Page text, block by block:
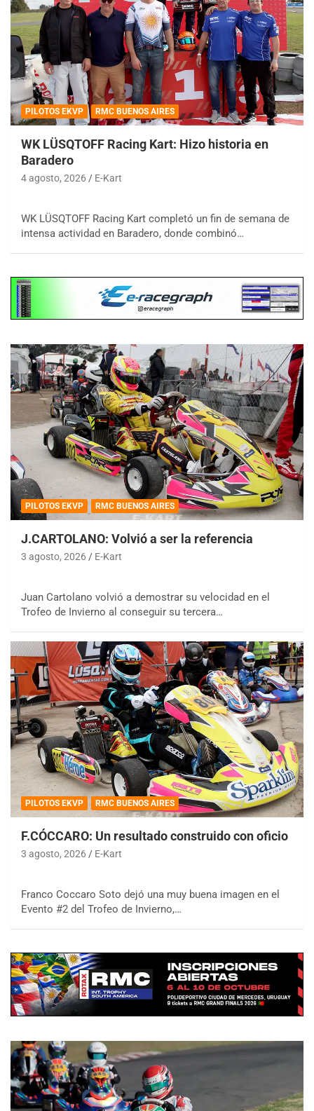
PILOTOS EKVP RMC BUENOS AIRES
WK LÜSQTOFF Racing Kart: Hizo historia en
Baradero
4 agosto, 2026 E-Kart
WK LÜSQTOFF Racing Kart completó un fin de semana de
intensa actividad en Baradero, donde combinó…
PILOTOS EKVP RMC BUENOS AIRES
J.CARTOLANO: Volvió a ser la referencia
3 agosto, 2026 E-Kart
Juan Cartolano volvió a demostrar su velocidad en el
Trofeo de Invierno al conseguir su tercera…
PILOTOS EKVP RMC BUENOS AIRES
F.CÓCCARO: Un resultado construido con oficio
3 agosto, 2026 E-Kart
Franco Coccaro Soto dejó una muy buena imagen en el
Evento #2 del Trofeo de Invierno,…